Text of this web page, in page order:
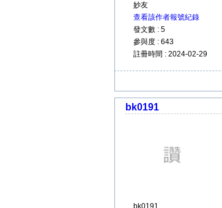
妙友
查看該作者報號紀錄
發文數 : 5
參與度 : 643
註冊時間 : 2024-02-29
bk0191